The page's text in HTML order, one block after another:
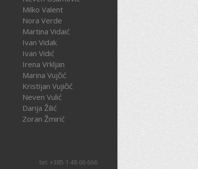
Milko Valent
Nora Verde
Martina Vidaić
Ivan Vidak
Ivan Vidić
Irena Vrkljan
Marina Vujčić
Kristijan Vujičić
Neven Vulić
Darija Žilić
Zoran Žmirić
tel: +385 1 48 66 666